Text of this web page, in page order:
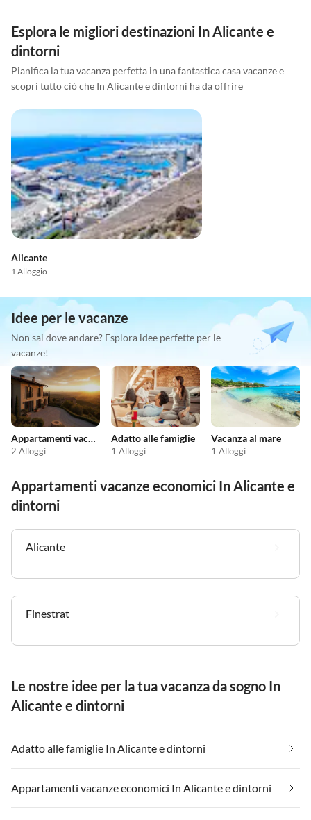
Esplora le migliori destinazioni In Alicante e
dintorni
Pianifica la tua vacanza perfetta in una fantastica casa vacanze e
scopri tutto ciò che In Alicante e dintorni ha da offrire
Alicante
1 Alloggio
Idee per le vacanze
Non sai dove andare? Esplora idee perfette per le
vacanze!
Appartamenti vacanze economici
2 Alloggi
Adatto alle famiglie
1 Alloggi
Vacanza al mare
1 Alloggi
Appartamenti vacanze economici In Alicante e
dintorni
Alicante
Finestrat
Le nostre idee per la tua vacanza da sogno In
Alicante e dintorni
Adatto alle famiglie In Alicante e dintorni
Appartamenti vacanze economici In Alicante e dintorni